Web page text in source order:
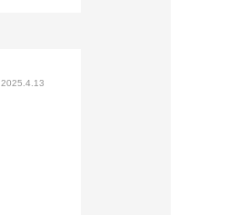
2025.4.13